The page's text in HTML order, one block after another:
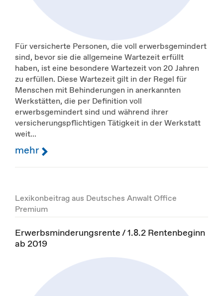
Für versicherte Personen, die voll erwerbsgemindert
sind, bevor sie die allgemeine Wartezeit erfüllt
haben, ist eine besondere Wartezeit von 20 Jahren
zu erfüllen. Diese Wartezeit gilt in der Regel für
Menschen mit Behinderungen in anerkannten
Werkstätten, die per Definition voll
erwerbsgemindert sind und während ihrer
versicherungspflichtigen Tätigkeit in der Werkstatt
weit...
mehr
Lexikonbeitrag aus Deutsches Anwalt Office
Premium
Erwerbsminderungsrente / 1.8.2 Rentenbeginn
ab 2019